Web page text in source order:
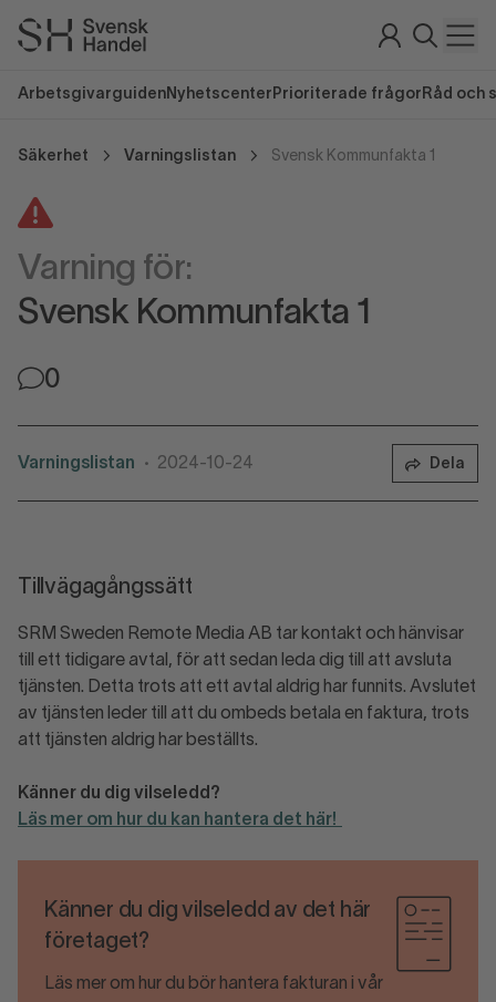
Arbetsgivarguiden Nyhetscenter Prioriterade frågor Råd och
Säkerhet Varningslistan Svensk Kommunfakta 1
Varning för:
Svensk Kommunfakta 1
0
Varningslistan • 2024-10-24 Dela
Tillvägagångssätt
SRM Sweden Remote Media AB tar kontakt och hänvisar
till ett tidigare avtal, för att sedan leda dig till att avsluta
tjänsten. Detta trots att ett avtal aldrig har funnits. Avslutet
av tjänsten leder till att du ombeds betala en faktura, trots
att tjänsten aldrig har beställts.
Känner du dig vilseledd?
Läs mer om hur du kan hantera det här!
Känner du dig vilseledd av det här
företaget?
Läs mer om hur du bör hantera fakturan i vår